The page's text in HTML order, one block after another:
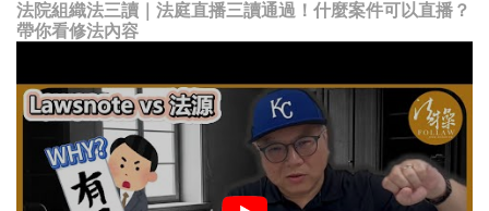
法院組織法三讀｜法庭直播三讀通過！什麼案件可以直播？
帶你看修法內容